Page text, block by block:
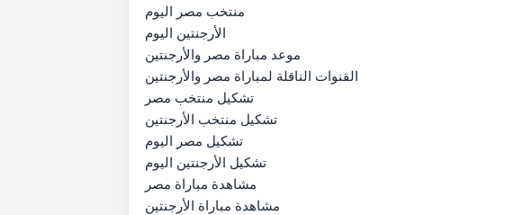
منتخب مصر اليوم
الأرجنتين اليوم
موعد مباراة مصر والأرجنتين
القنوات الناقلة لمباراة مصر والأرجنتين
تشكيل منتخب مصر
تشكيل منتخب الأرجنتين
تشكيل مصر اليوم
تشكيل الأرجنتين اليوم
مشاهدة مباراة مصر
مشاهدة مباراة الأرجنتين